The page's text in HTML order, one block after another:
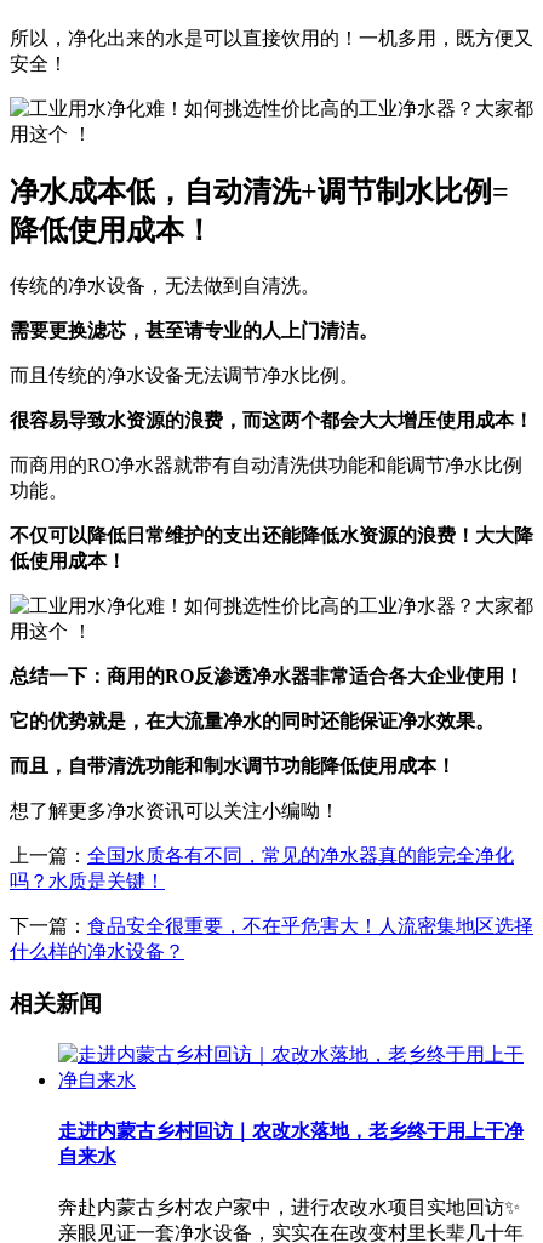
所以，净化出来的水是可以直接饮用的！一机多用，既方便又
安全！
净水成本低，自动清洗+调节制水比例=
降低使用成本！
传统的净水设备，无法做到自清洗。
需要更换滤芯，甚至请专业的人上门清洁。
而且传统的净水设备无法调节净水比例。
很容易导致水资源的浪费，而这两个都会大大增压使用成本！
而商用的RO净水器就带有自动清洗供功能和能调节净水比例
功能。
不仅可以降低日常维护的支出还能降低水资源的浪费！大大降
低使用成本！
总结一下：商用的RO反渗透净水器非常适合各大企业使用！
它的优势就是，在大流量净水的同时还能保证净水效果。
而且，自带清洗功能和制水调节功能降低使用成本！
想了解更多净水资讯可以关注小编呦！
上一篇： 全国水质各有不同，常见的净水器真的能完全净化
吗？水质是关键！
下一篇： 食品安全很重要，不在乎危害大！人流密集地区选择
什么样的净水设备？
相关新闻
走进内蒙古乡村回访｜农改水落地，老乡终于用上干净
自来水
奔赴内蒙古乡村农户家中，进行农改水项目实地回访✨
亲眼见证一套净水设备，实实在在改变村里长辈几十年